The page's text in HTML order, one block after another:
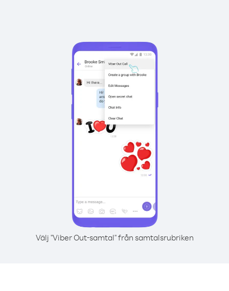
Välj "Viber Out-samtal" från samtalsrubriken